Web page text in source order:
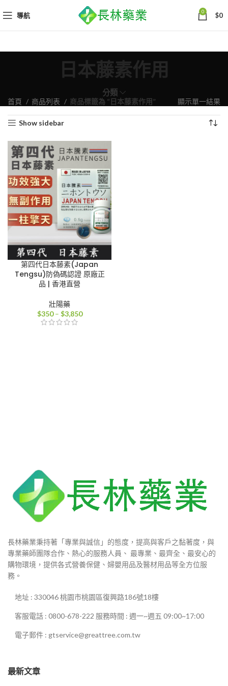
導航 0 $0
日本藤素作用
分類
首頁 商品列表 商品標籤為 “日本藤素作用” 顯示單一結果
Show sidebar
第四代日本藤素(Japan
Tengsu)防偽碼認證 原廠正
品 | 香港直營
壯陽藥
$350 – $3,850價
長林藥業秉持著「專業與誠信」的態度，提高與客戶之黏著度，與
專業藥師團隊合作、熱心的服務人員、 最專業、最齊全、最安心的
購物環境，提供各式營養保健、婦嬰用品及醫材用品等全方位服
務。
地址 : 330046 桃園市桃園區復興路186號18樓
客服電話 : 0800-678-222 服務時間 : 週一~週五 09:00~17:00
電子郵件 : gtservice@greattree.com.tw
最新文章